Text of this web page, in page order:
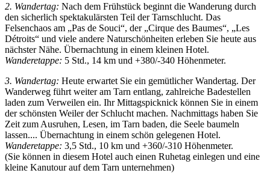
2. Wandertag: Nach dem Frühstück beginnt die Wanderung durch
den sicherlich spektakulärsten Teil der Tarnschlucht. Das
Felsenchaos am „Pas de Souci“, der „Cirque des Baumes“, „Les
Détroits“ und viele andere Naturschönheiten erleben Sie heute aus
nächster Nähe. Übernachtung in einem kleinen Hotel.
Wanderetappe: 5 Std., 14 km und +380/-340 Höhenmeter.
3. Wandertag: Heute erwartet Sie ein gemütlicher Wandertag. Der
Wanderweg führt weiter am Tarn entlang, zahlreiche Badestellen
laden zum Verweilen ein. Ihr Mittagspicknick können Sie in einem
der schönsten Weiler der Schlucht machen. Nachmittags haben Sie
Zeit zum Ausruhen, Lesen, im Tarn baden, die Seele baumeln
lassen.... Übernachtung in einem schön gelegenen Hotel.
Wanderetappe: 3,5 Std., 10 km und +360/-310 Höhenmeter.
(Sie können in diesem Hotel auch einen Ruhetag einlegen und eine
kleine Kanutour auf dem Tarn unternehmen)